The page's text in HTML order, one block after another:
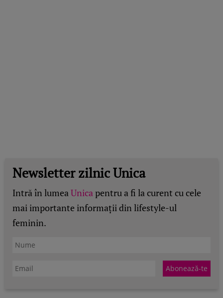
Newsletter zilnic Unica
Intră în lumeaUnicapentru a fi la curent cu cele
mai importante informații din lifestyle-ul
feminin.